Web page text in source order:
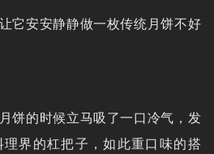
它安安静静做一枚传统月饼不好
饼的时候立马吸了一口冷气，发
界的杠把子，如此重口味的搭